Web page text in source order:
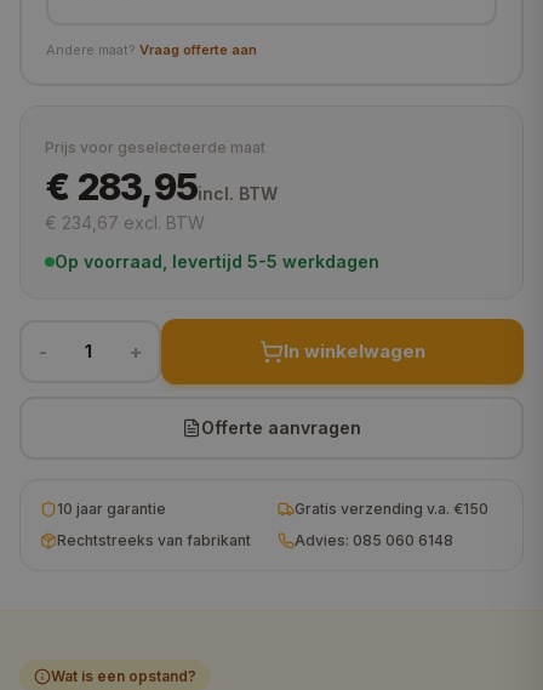
105x105 cm
100x100 cm
130x130 cm
160x160 cm
230x230 cm € 1.212,95
Andere maat? Vraag offerte aan
Prijs voor geselecteerde maat
€ 283,95incl. BTW
€ 234,67 excl. BTW
Op voorraad, levertijd 5-5 werkdagen
- 1 + In winkelwagen
Offerte aanvragen
10 jaar garantie
Gratis verzending v.a. €150
Rechtstreeks van fabrikant
Advies: 085 060 6148
Wat is een opstand?